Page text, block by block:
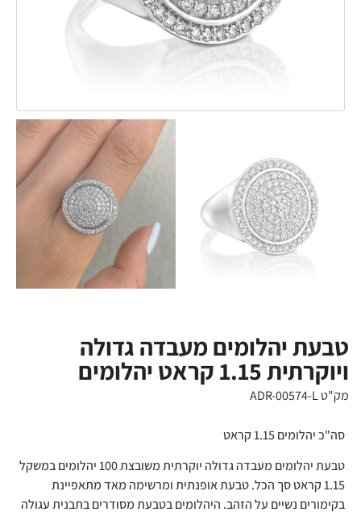
טבעת יהלומים מעבדה גדולה
ויוקרתית 1.15 קראט יהלומים
מק"ט ADR-00574-L
סה"כ יהלומים 1.15 קראט
טבעת יהלומים מעבדה גדולה יוקרתית משובצת 100 יהלומים במשקל
1.15 קראט סך הכל. טבעת אופנתית ומרשימה מאד מתאפיינת
בקימורים נשיים על הזהב. היהלומים בטבעת מסודרים בתבנית עגולה